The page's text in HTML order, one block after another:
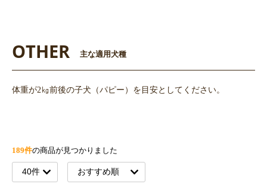
OTHER 主な適用犬種
体重が2㎏前後の子犬（パピー）を目安としてください。
189件の商品が見つかりました